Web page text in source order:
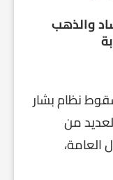
والذهب
نظام بشار
من
العامة،